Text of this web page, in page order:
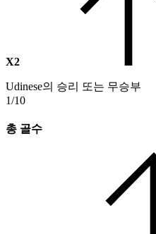
X2
Udinese의 승리 또는 무승부
1/10
총 골수